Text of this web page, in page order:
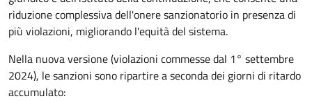
riduzione complessiva dell'onere sanzionatorio in presenza di
più violazioni, migliorando l'equità del sistema.
Nella nuova versione (violazioni commesse dal 1° settembre
2024), le sanzioni sono ripartire a seconda dei giorni di ritardo
accumulato: